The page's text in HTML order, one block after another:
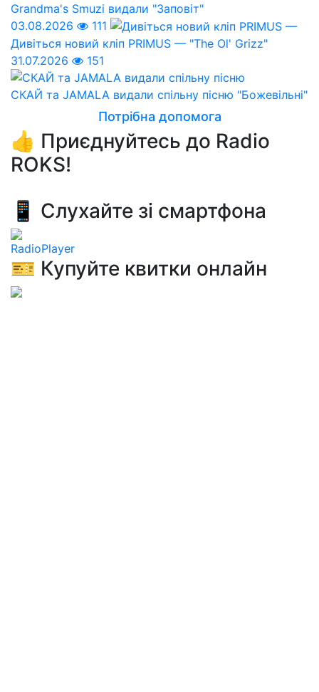
Grandma's Smuzi видали "Заповіт"
03.08.2026
111
Дивіться новий кліп PRIMUS — "The Ol' Grizz"
31.07.2026
151
СКАЙ та JAMALA видали спільну пісню "Божевільні"
Потрібна допомога
👍 Приєднуйтесь до Radio
ROKS!
📱 Слухайте зі смартфона
RadioPlayer
🎫 Купуйте квитки онлайн